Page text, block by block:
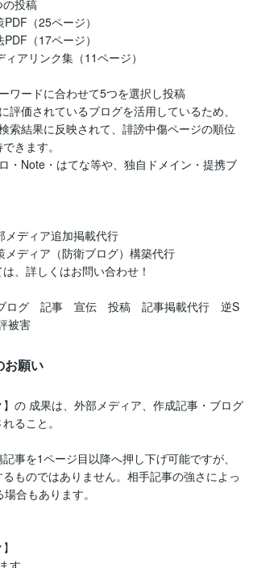
投稿
（25ページ）
（17ページ）
アリンク集（11ページ）
ワードに合わせて5つを選択し投稿
評価されているブログを活用しているため、
索結果に反映されて、誹謗中傷ページの順位
きます。
・Note・はてな等や、独自ドメイン・提携ブ
メディア追加掲載代行
メディア（防衛ブログ）構築代行
、詳しくはお問い合わせ！
ログ　記事　宣伝　投稿　記事掲載代行　逆S
被害
お願い
】の 成果は、外部メディア、作成記事・ブログ
ること。
事を1ページ目以降へ押し下げ可能ですが、
ものではありません。相手記事の強さによっ
合もあります。